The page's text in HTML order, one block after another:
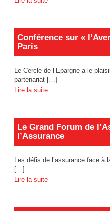
Conférence sur «
Paris
Le Cercle de l’Epargne a le
partenariat […]
Lire la suite
Le Grand Forum de
l’Assurance
Les défis de l’assurance face à
[…]
Lire la suite